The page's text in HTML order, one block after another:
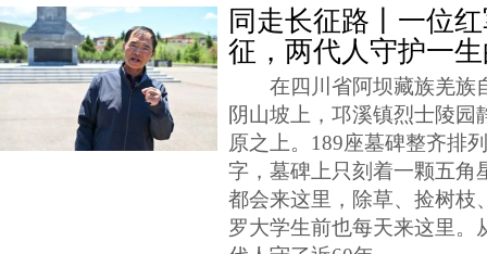
同走长征路丨一位
征，两代人守护一
在四川省阿坝藏族羌族
阴山坡上，邛溪镇烈士陵园
原之上。189座墓碑整齐排
字，墓碑上只刻着一颗五角
都会来这里，除草、捡树枝
罗大学生前也每天来这里。